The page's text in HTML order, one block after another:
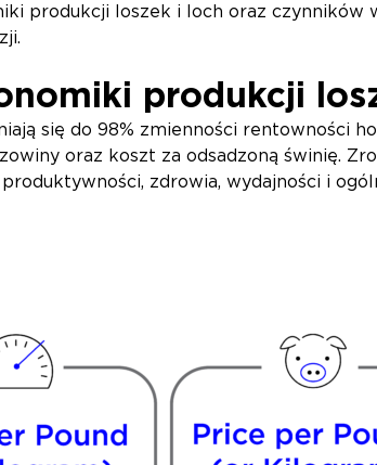
produkcji loszek i loch oraz czynników
produkcji
się do 98% zmienności rentowności
oraz koszt za odsadzoną świnię.
zdrowia, wydajności i